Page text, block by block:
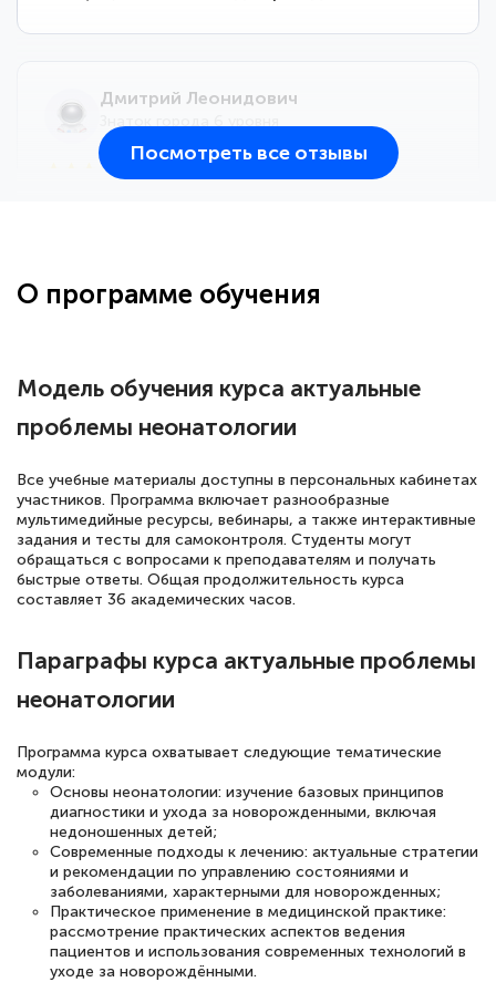
Дмитрий Леонидович
большое количество методических
Знаток города 5 уровня
18 марта 2026
Выражаю благодарность за курс
повышения квалификации "Эксперт ЕГЭ по
полезных материалов помогли
подготовиться к тестированию. Это
статьи. Времени на подготовку
достаточно. Курс помогает пройти
аттестацию в школе. Спасибо!
Евгения Коротких
Знаток города 2 уровня
Посмотреть все отзывы
О программе обучения
Модель обучения курса актуальные
проблемы неонатологии
Все учебные материалы доступны в персональных кабинетах
участников. Программа включает разнообразные
мультимедийные ресурсы, вебинары, а также интерактивные
задания и тесты для самоконтроля. Студенты могут
обращаться с вопросами к преподавателям и получать
быстрые ответы. Общая продолжительность курса
составляет 36 академических часов.
Параграфы курса актуальные проблемы
неонатологии
Программа курса охватывает следующие тематические
модули:
Основы неонатологии: изучение базовых принципов
диагностики и ухода за новорожденными, включая
недоношенных детей;
Современные подходы к лечению: актуальные стратегии
и рекомендации по управлению состояниями и
заболеваниями, характерными для новорожденных;
Практическое применение в медицинской практике:
рассмотрение практических аспектов ведения
пациентов и использования современных технологий в
уходе за новорождёнными.